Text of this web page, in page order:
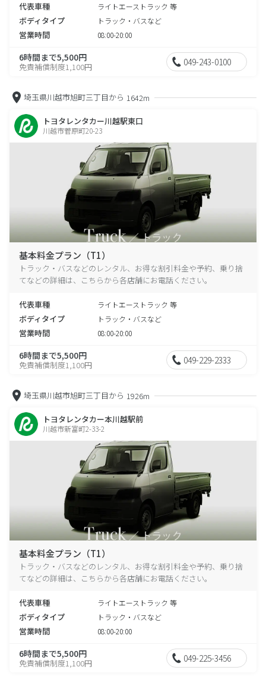
代表車種 ライトエーストラック 等
ボディタイプ トラック・バスなど
営業時間 08:00-20:00
6時間まで5,500円
免責補償制度1,100円 049-243-0100
埼玉県川越市旭町三丁目から 1642m
トヨタレンタカー川越駅東口
川越市菅原町20-23
基本料金プラン（T1）
トラック・バスなどのレンタル、お得な割引料金や予約、乗り捨
てなどの詳細は、こちらから各店舗にお電話ください。
代表車種 ライトエーストラック 等
ボディタイプ トラック・バスなど
営業時間 08:00-20:00
6時間まで5,500円
免責補償制度1,100円 049-229-2333
埼玉県川越市旭町三丁目から 1926m
トヨタレンタカー本川越駅前
川越市新富町2-33-2
基本料金プラン（T1）
トラック・バスなどのレンタル、お得な割引料金や予約、乗り捨
てなどの詳細は、こちらから各店舗にお電話ください。
代表車種 ライトエーストラック 等
ボディタイプ トラック・バスなど
営業時間 08:00-20:00
6時間まで5,500円
免責補償制度1,100円 049-225-3456